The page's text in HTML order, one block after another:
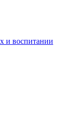
и воспитании